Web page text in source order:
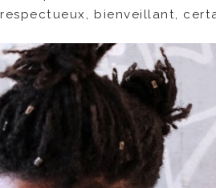
bienveillant,